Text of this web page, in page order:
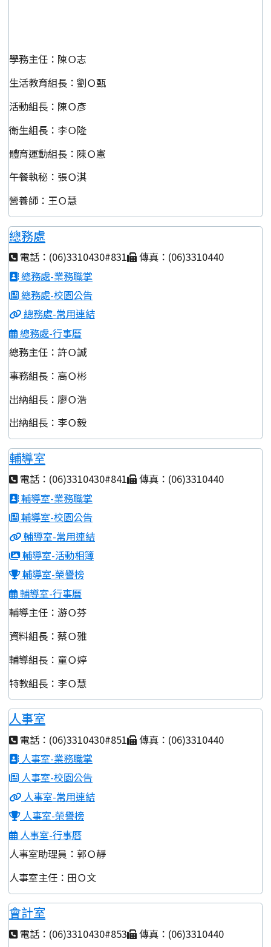
學務主任：陳Ｏ志
生活教育組長：劉Ｏ甄
活動組長：陳Ｏ彥
衛生組長：李Ｏ隆
體育運動組長：陳Ｏ憲
午餐執秘：張Ｏ淇
營養師：王Ｏ慧
總務處
電話：(06)3310430#831
傳真：(06)3310440
總務處-業務職掌
總務處-校園公告
總務處-常用連結
總務處-行事曆
總務主任：許Ｏ誠
事務組長：高Ｏ彬
出納組長：廖Ｏ浩
出納組長：李Ｏ毅
輔導室
電話：(06)3310430#841
傳真：(06)3310440
輔導室-業務職掌
輔導室-校園公告
輔導室-常用連結
輔導室-活動相簿
輔導室-榮譽榜
輔導室-行事曆
輔導主任：游Ｏ芬
資料組長：蔡Ｏ雅
輔導組長：童Ｏ婷
特教組長：李Ｏ慧
人事室
電話：(06)3310430#851
傳真：(06)3310440
人事室-業務職掌
人事室-校園公告
人事室-常用連結
人事室-榮譽榜
人事室-行事曆
人事室助理員：郭Ｏ靜
人事室主任：田Ｏ文
會計室
電話：(06)3310430#853
傳真：(06)3310440